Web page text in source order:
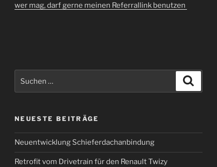
wer mag, darf gerne meinen Referrallink benutzen
nach:
NEUESTE BEITRÄGE
Neuentwicklung Schieferdachanbindung
Retrofit vom Drivetrain für den Renault Twizy